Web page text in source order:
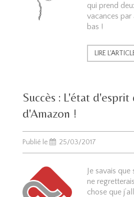
qui prend
vacances par
bas ! Un
LIRE
Succès : L'état
d'Amazon !
Publié le 25/03/2017
Je savais que
ne
chose que